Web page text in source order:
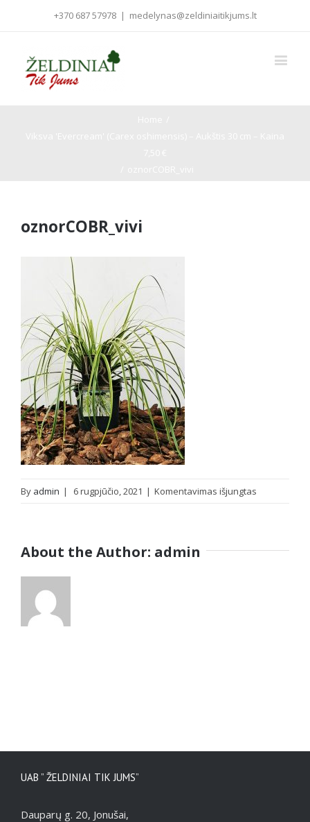
+370 687 57978 | medelynas@zeldiniaitikjums.lt
oznorCOBR_vivi
By admin | 6 rugpjūčio, 2021 | Komentavimas išjungtas
About the Author: admin
UAB ” ŽELDINIAI TIK JUMS”
Dauparų g. 20, Jonušai,